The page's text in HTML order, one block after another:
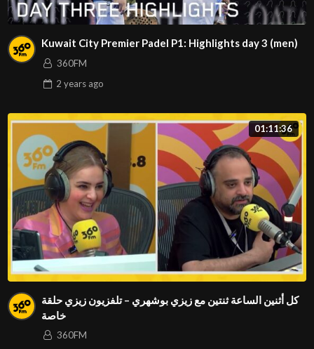
Kuwait City Premier Padel P1: Highlights day 3 (men)
360FM
2 yearsago
01:11:36
كل أثنين الساعة ثنتين مع زيزي بوشهري – تلفزيون زيزي حلقة
خاصة
360FM